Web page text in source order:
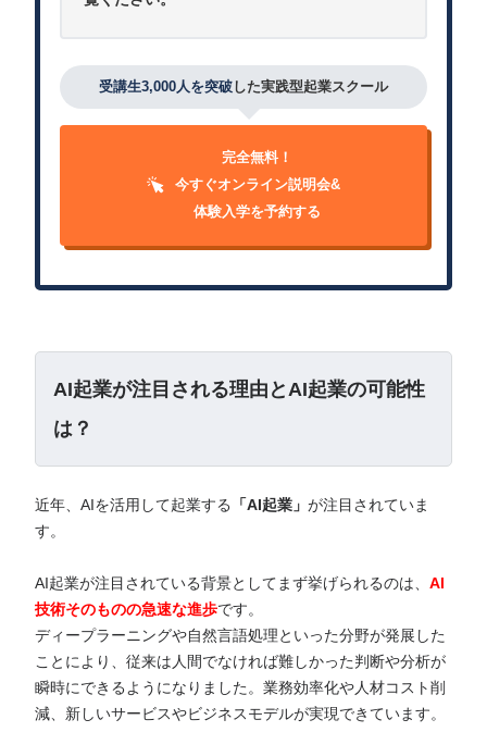
受講生3,000人を突破 した実践型起業スクール
完全無料！
今すぐオンライン説明会&
体験入学を予約する
AI起業が注目される理由とAI起業の可能性
は？
近年、AIを活用して起業する 「AI起業」 が注目されていま
す。
AI起業が注目されている背景としてまず挙げられるのは、 AI
技術そのものの急速な進歩です。
ディープラーニングや自然言語処理といった分野が発展した
ことにより、従来は人間でなければ難しかった判断や分析が
瞬時にできるようになりました。業務効率化や人材コスト削
減、新しいサービスやビジネスモデルが実現できています。